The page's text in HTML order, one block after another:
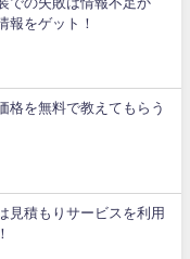
での失敗は情報不足か
報をゲット！
格を無料で教えてもらう
見積もりサービスを利用